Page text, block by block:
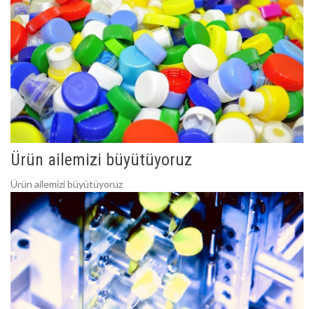
Ürün ailemizi büyütüyoruz
Ürün ailemizi büyütüyoruz